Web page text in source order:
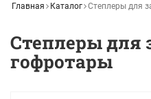
Главная Каталог Степлеры для
Степлеры для
гофротары